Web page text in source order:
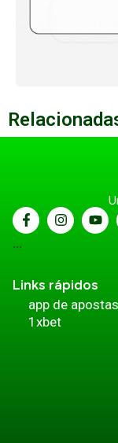
...
Links rápidos
app de apostas
1xbet